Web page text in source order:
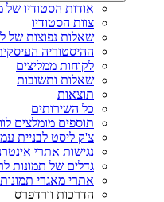
אודות הסטודיו של
צוות הסטודיו
שאלות נפוצות של
ההיסטוריה
לקוחות ממליצים
שאלות ותשובות
תוצאות
כל השירותים
תוספים מומלצים
צ'ק ליסט לבניית
נגישות אתרי
גדלים של תמונות
אתרי מאגרי תמונות
הדרכות וורדפרס